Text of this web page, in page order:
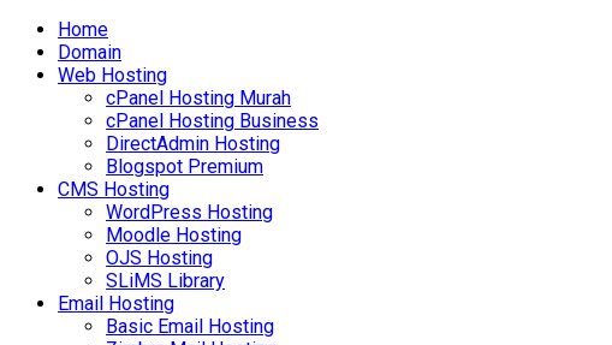
Home
Domain
Web Hosting
cPanel Hosting Murah
cPanel Hosting Business
DirectAdmin Hosting
Blogspot Premium
CMS Hosting
WordPress Hosting
Moodle Hosting
OJS Hosting
SLiMS Library
Email Hosting
Basic Email Hosting